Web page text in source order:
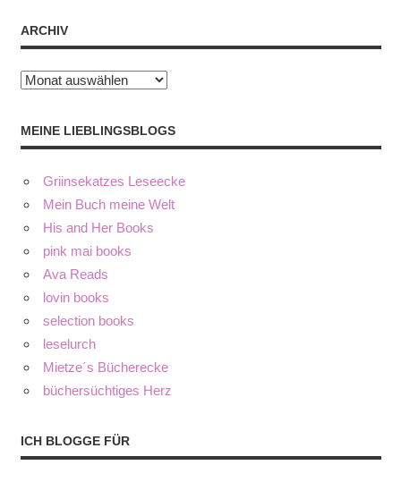
ARCHIV
Archiv
MEINE LIEBLINGSBLOGS
Griinsekatzes Leseecke
Mein Buch meine Welt
His and Her Books
pink mai books
Ava Reads
lovin books
selection books
leselurch
Mietze´s Bücherecke
büchersüchtiges Herz
ICH BLOGGE FÜR